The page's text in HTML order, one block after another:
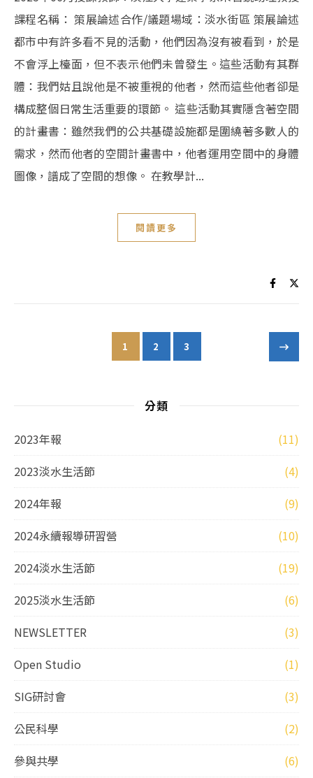
課程名稱： 策展論述合作/議題場域：淡水街區 策展論述
都市中有許多看不見的活動，他們因為沒有被看到，於是
不會浮上檯面，但不表示他們未曾發生。這些活動有其群
體：我們姑且說他是不被重視的他者，然而這些他者卻是
構成整個日常生活重要的環節。 這些活動其實隱含著空間
的計畫書：雖然我們的公共基礎設施都是圍繞著多數人的
需求，然而他者的空間計畫書中，他者運用空間中的身體
圖像，譜成了空間的想像。 在教學計...
閱讀更多
1 2 3
分類
2023年報
(11)
2023淡水生活節
(4)
2024年報
(9)
2024永續報導研習營
(10)
2024淡水生活節
(19)
2025淡水生活節
(6)
NEWSLETTER
(3)
Open Studio
(1)
SIG研討會
(3)
公民科學
(2)
參與共學
(6)